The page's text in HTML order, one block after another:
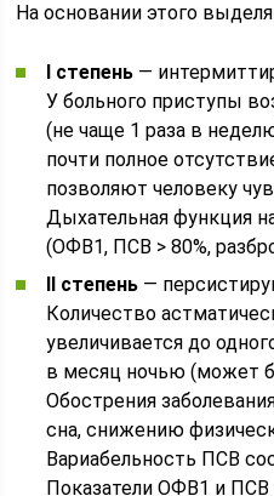
На основании этого
I степень —
У больного приступы
(не чаще 1 раза в
почти полное
позволяют человеку
Дыхательная функция
(ОФВ1, ПСВ > 80%,
II степень —
Количество
увеличивается до
в месяц ночью (может
Обострения
сна, снижению
Вариабельность ПСВ
Показатели ОФВ1 и